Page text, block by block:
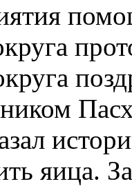
яица.